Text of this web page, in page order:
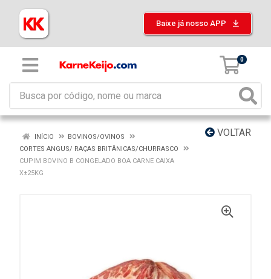
Baixe já nosso APP
0
VOLTAR
INÍCIO
BOVINOS/OVINOS
CORTES ANGUS/ RAÇAS BRITÂNICAS/CHURRASCO
CUPIM BOVINO B CONGELADO BOA CARNE CAIXA
X±25KG